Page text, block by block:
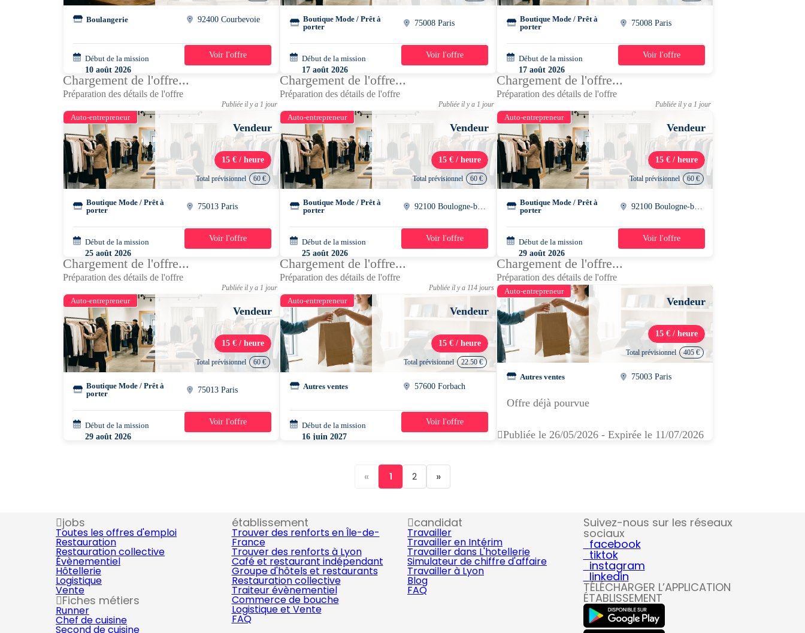
Boulangerie 92400 Courbevoie
Début de la mission
10 août 2026
08h30 - 11h30
4 jours
Voir l'offre
Boutique Mode / Prêt à
porter
75008 Paris
Début de la mission
17 août 2026
10h45 - 20h15
3 semaines
Voir l'offre
Boutique Mode / Prêt à
porter
75008 Paris
Début de la mission
17 août 2026
10h45 - 20h15
3 semaines
Voir l'offre
Chargement de l'offre...
Préparation des détails de l'offre
Publiée il y a 1 jour
Auto-entrepreneur
Vendeur
15 € / heure
Total prévisionnel 60 €
Boutique Mode / Prêt à
porter
75013 Paris
Début de la mission
25 août 2026
16h00 - 20h00
1 jour
Voir l'offre
Chargement de l'offre...
Préparation des détails de l'offre
Publiée il y a 1 jour
Auto-entrepreneur
Vendeur
15 € / heure
Total prévisionnel 60 €
Boutique Mode / Prêt à
porter
Début de la mission
25 août 2026
16h00 - 20h00
1 jour
Voir l'offre
Chargement de l'offre...
Préparation des détails de l'offre
Publiée il y a 1 jour
Auto-entrepreneur
Vendeur
15 € / heure
Total prévisionnel 60 €
Boutique Mode / Prêt à
porter
Début de la mission
29 août 2026
16h00 - 20h00
1 jour
Voir l'offre
Chargement de l'offre...
Préparation des détails de l'offre
Publiée il y a 1 jour
Auto-entrepreneur
Vendeur
15 € / heure
Total prévisionnel 60 €
Boutique Mode / Prêt à
porter
75013 Paris
Début de la mission
29 août 2026
1 jour
Voir l'offre
Chargement de l'offre...
Préparation des détails de l'offre
Publiée il y a 114 jours
Auto-entrepreneur
Vendeur
15 € / heure
Total prévisionnel 22.50 €
Autres ventes 57600 Forbach
Début de la mission
16 juin 2027
1 jour
Voir l'offre
Chargement de l'offre...
Préparation des détails de l'offre
Auto-entrepreneur
Vendeur
15 € / heure
Total prévisionnel 405 €
Autres ventes 75003 Paris
Offre déjà pourvue
Publiée le 26/05/2026 - Expirée le 11/07/2026
« 1 2 »
jobs
Toutes les offres d'emploi
Restauration
Restauration collective
Évènementiel
Hôtellerie
Logistique
Vente
Fiches métiers
Runner
Chef de cuisine
Second de cuisine
établissement
Trouver des renforts en Île-de-
France
Trouver des renforts à Lyon
Café et restaurant indépendant
Groupe d'hôtels et restaurants
Restauration collective
Traiteur évènementiel
Commerce de bouche
Logistique et Vente
FAQ
candidat
Travailler
Travailler en Intérim
Travailler dans L'hotellerie
Simulateur de chiffre d'affaire
Travailler à Lyon
Blog
FAQ
Suivez-nous sur les réseaux
sociaux
facebook
tiktok
instagram
linkedin
TÉLÉCHARGER L’APPLICATION
ÉTABLISSEMENT